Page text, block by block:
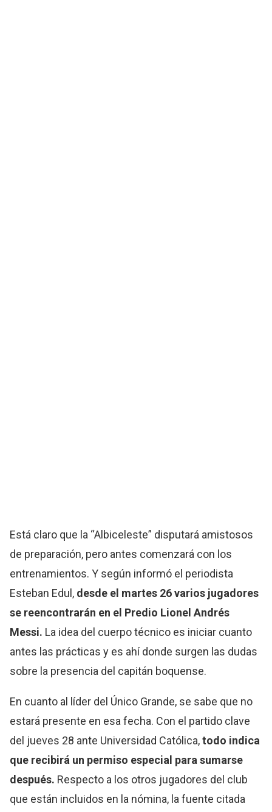
Está claro que la “Albiceleste” disputará amistosos
de preparación, pero antes comenzará con los
entrenamientos. Y según informó el periodista
Esteban Edul, desde el martes 26 varios jugadores
se reencontrarán en el Predio Lionel Andrés
Messi. La idea del cuerpo técnico es iniciar cuanto
antes las prácticas y es ahí donde surgen las dudas
sobre la presencia del capitán boquense.
En cuanto al líder del Único Grande, se sabe que no
estará presente en esa fecha. Con el partido clave
del jueves 28 ante Universidad Católica,todo indica
que recibirá un permiso especial para sumarse
después. Respecto a los otros jugadores del club
que están incluidos en la nómina, la fuente citada